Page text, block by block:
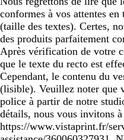
conformes à vos attentes
(taille des textes). Certes,
des produits parfaitement
Après vérification de votre
que le texte du recto est
Cependant, le contenu du
(lisible). Veuillez noter que
police à partir de notre
détails, nous vous invitons
https://www.vistaprint.fr/